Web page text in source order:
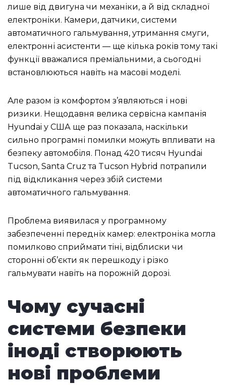
лише від двигуна чи механіки, а й від складної
електроніки. Камери, датчики, системи
автоматичного гальмування, утримання смуги,
електронні асистенти — ще кілька років тому такі
функції вважалися преміальними, а сьогодні
встановлюються навіть на масові моделі.
Але разом із комфортом з’являються і нові
ризики. Нещодавня велика сервісна кампанія
Hyundai у США ще раз показала, наскільки
сильно програмні помилки можуть впливати на
безпеку автомобіля. Понад 420 тисяч Hyundai
Tucson, Santa Cruz та Tucson Hybrid потрапили
під відкликання через збій системи
автоматичного гальмування.
Проблема виявилася у програмному
забезпеченні передніх камер: електроніка могла
помилково сприймати тіні, відблиски чи
сторонні об’єкти як перешкоду і різко
гальмувати навіть на порожній дорозі.
Чому сучасні
системи безпеки
іноді створюють
нові проблеми